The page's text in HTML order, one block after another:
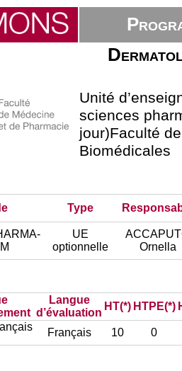
Unité
sciences
jour)Faculté
Biomédicales
Type
UE
optionnelle
Ornella
Langue
d’évaluation
HT(*) HTPE(*)
Français 10 0